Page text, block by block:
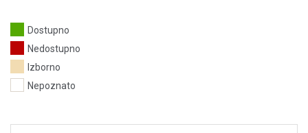
Dostupno
Nedostupno
Izborno
Nepoznato